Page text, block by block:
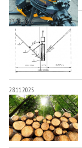
23.03.2026
28.11.2025